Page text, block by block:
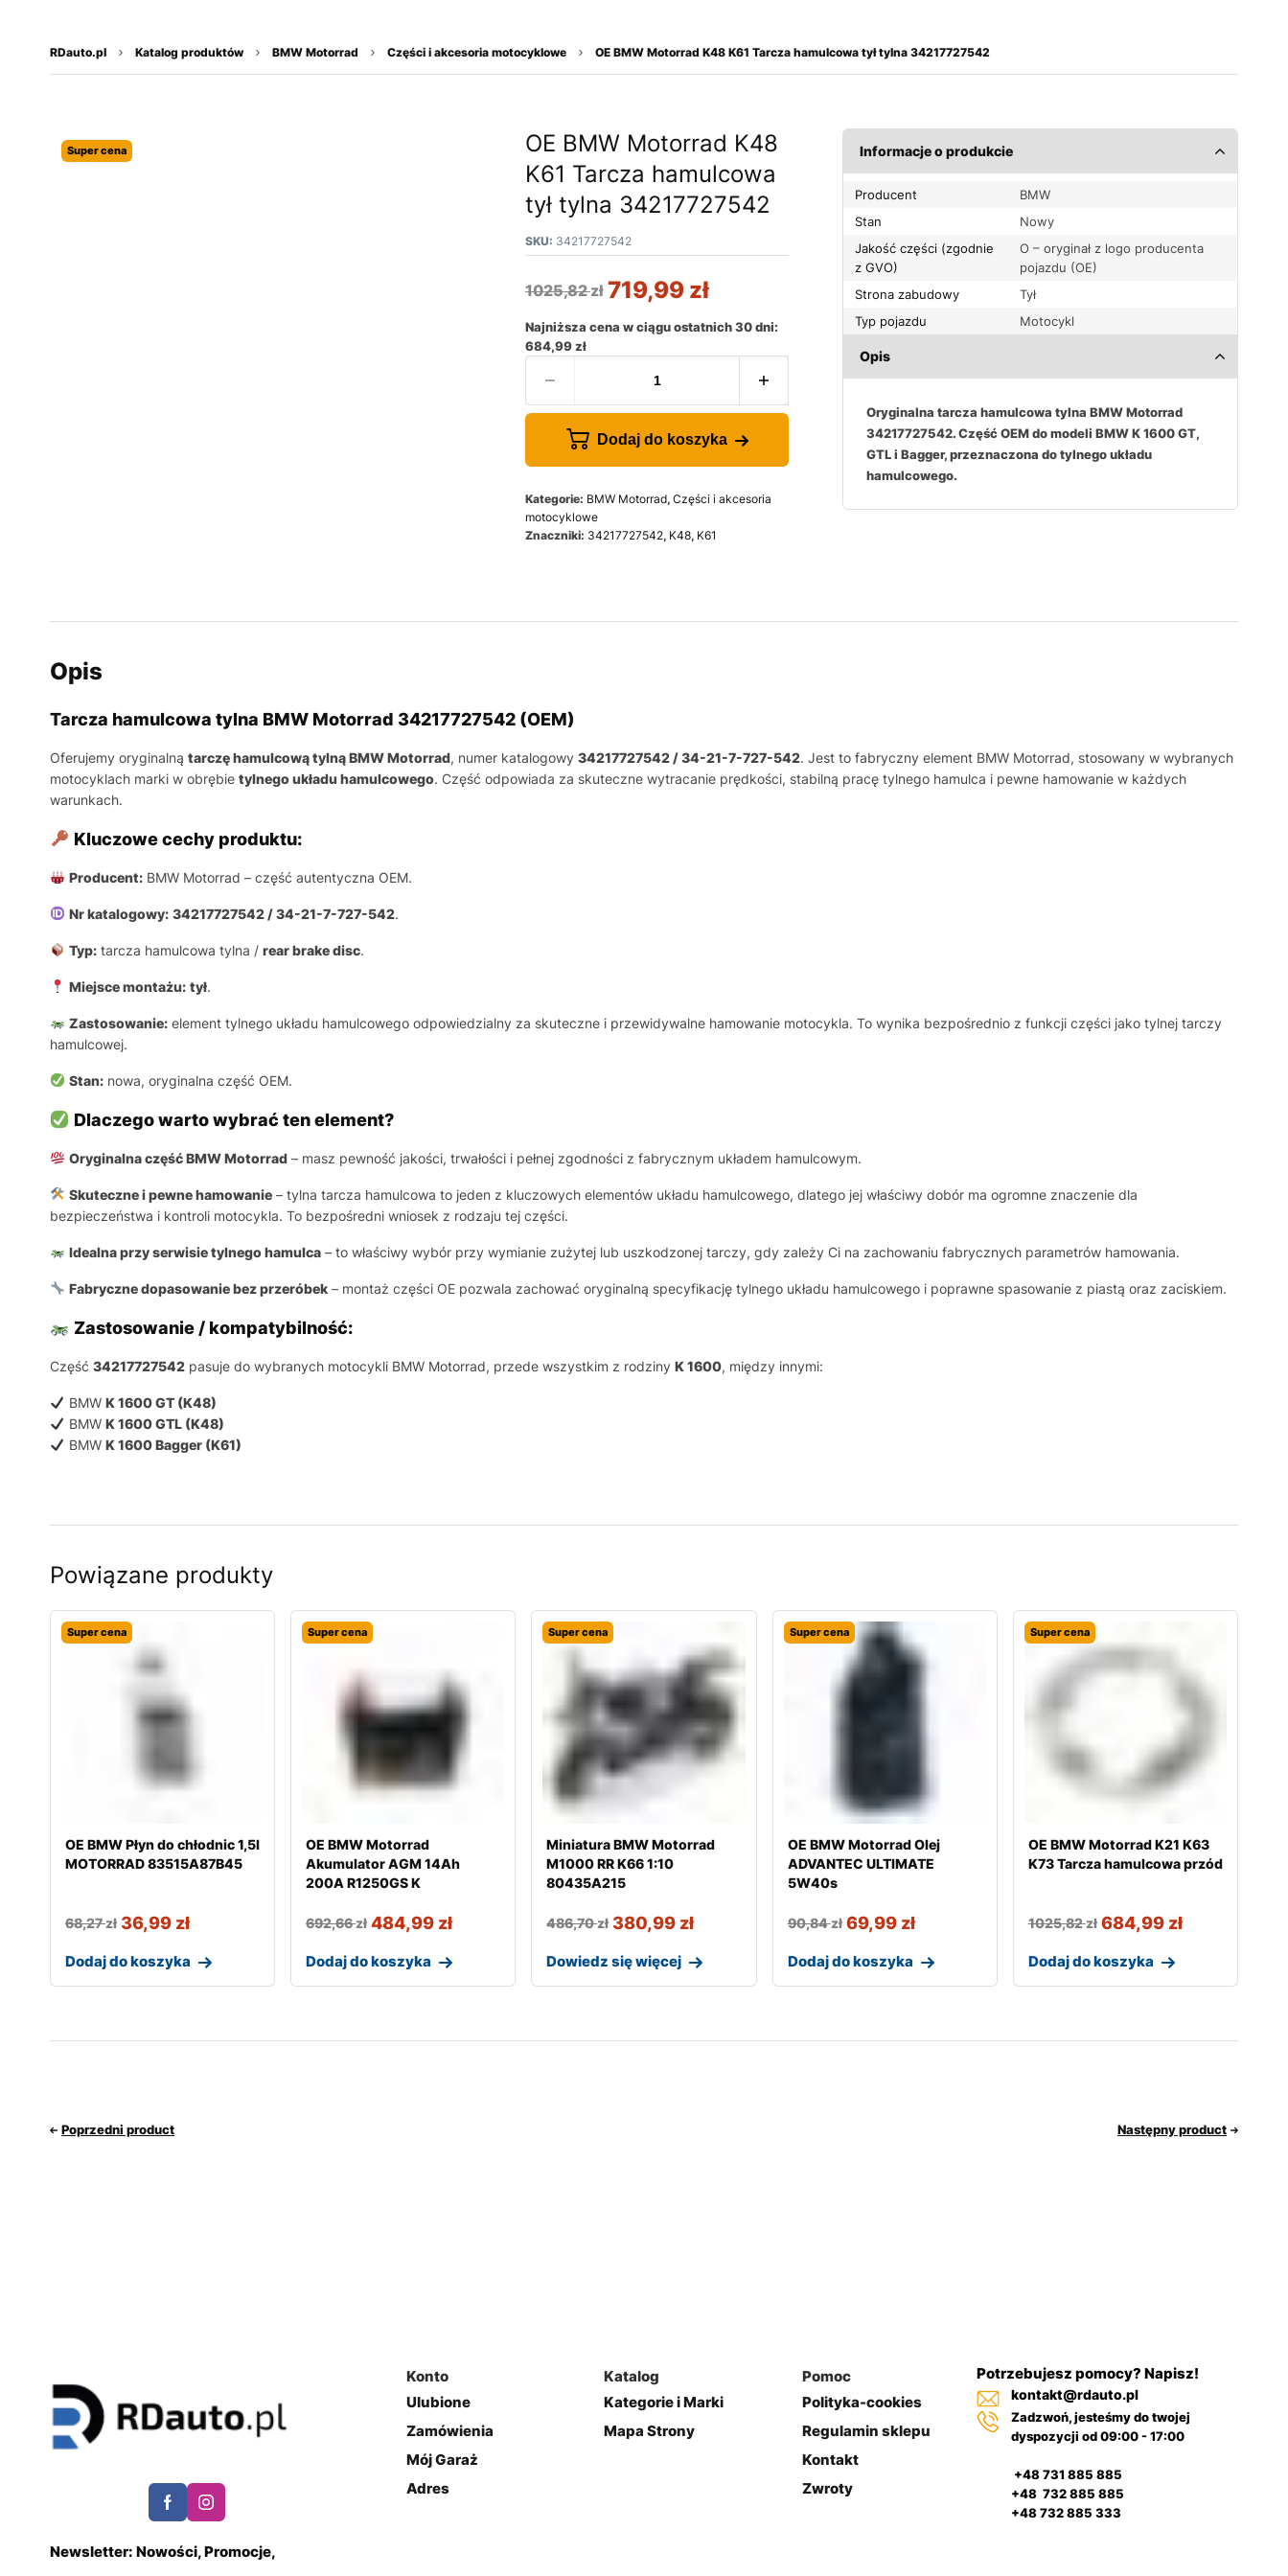
RDauto.pl Katalog produktów BMW Motorrad Części i akcesoria motocyklowe OE BMW Motorrad K48 K61 Tarcza hamulcowa tył tylna 34217727542
Super cena
OE BMW Motorrad K48
K61 Tarcza hamulcowa
tył tylna 34217727542
SKU: 34217727542
1025,82zł 719,99 zł
Najniższa cena w ciągu ostatnich 30 dni:
684,99zł
Dodaj do koszyka
Kategorie: BMW Motorrad, Części i akcesoria
motocyklowe
Znaczniki: 34217727542, K48, K61
Informacje o produkcie
Producent
BMW
Stan
Nowy
Jakość części (zgodnie
z GVO)
O – oryginał z logo producenta
pojazdu (OE)
Strona zabudowy
Tył
Typ pojazdu
Motocykl
Opis
Oryginalna tarcza hamulcowa tylna BMW Motorrad
34217727542. Część OEM do modeli BMW K 1600 GT,
GTL i Bagger, przeznaczona do tylnego układu
hamulcowego.
Opis
Tarcza hamulcowa tylna BMW Motorrad 34217727542 (OEM)
Oferujemy oryginalną tarczę hamulcową tylną BMW Motorrad, numer katalogowy 34217727542 / 34-21-7-727-542. Jest to fabryczny element BMW Motorrad, stosowany w wybranych
motocyklach marki w obrębie tylnego układu hamulcowego. Część odpowiada za skuteczne wytracanie prędkości, stabilną pracę tylnego hamulca i pewne hamowanie w każdych
warunkach.
Kluczowe cechy produktu:
Producent:BMW Motorrad – część autentyczna OEM.
Nr katalogowy: 34217727542 / 34-21-7-727-542.
Typ:tarcza hamulcowa tylna / rear brake disc.
Miejsce montażu: tył.
Zastosowanie:element tylnego układu hamulcowego odpowiedzialny za skuteczne i przewidywalne hamowanie motocykla. To wynika bezpośrednio z funkcji części jako tylnej tarczy
hamulcowej.
Stan:nowa, oryginalna część OEM.
Dlaczego warto wybrać ten element?
Oryginalna część BMW Motorrad– masz pewność jakości, trwałości i pełnej zgodności z fabrycznym układem hamulcowym.
Skuteczne i pewne hamowanie– tylna tarcza hamulcowa to jeden z kluczowych elementów układu hamulcowego, dlatego jej właściwy dobór ma ogromne znaczenie dla
bezpieczeństwa i kontroli motocykla. To bezpośredni wniosek z rodzaju tej części.
Idealna przy serwisie tylnego hamulca– to właściwy wybór przy wymianie zużytej lub uszkodzonej tarczy, gdy zależy Ci na zachowaniu fabrycznych parametrów hamowania.
Fabryczne dopasowanie bez przeróbek– montaż części OE pozwala zachować oryginalną specyfikację tylnego układu hamulcowego i poprawne spasowanie z piastą oraz zaciskiem.
Zastosowanie / kompatybilność:
Część 34217727542 pasuje do wybranych motocykli BMW Motorrad, przede wszystkim z rodziny K 1600, między innymi:
BMW K 1600 GT (K48)
BMW K 1600 GTL (K48)
BMW K 1600 Bagger (K61)
Powiązane produkty
Super cena
OE BMW Płyn do chłodnic 1,5l
MOTORRAD 83515A87B45
68,27zł 36,99 zł
Dodaj do koszyka
Super cena
OE BMW Motorrad
Akumulator AGM 14Ah
200A R1250GS K
692,66zł 484,99 zł
Dodaj do koszyka
Super cena
Miniatura BMW Motorrad
M1000 RR K66 1:10
80435A215
486,70zł 380,99 zł
Dowiedz się więcej
Super cena
OE BMW Motorrad Olej
ADVANTEC ULTIMATE
5W40s
90,84zł 69,99 zł
Dodaj do koszyka
Super cena
OE BMW Motorrad K21 K63
K73 Tarcza hamulcowa przód
1025,82zł 684,99 zł
Dodaj do koszyka
Poprzedni product Następny product
Newsletter: Nowości, Promocje,
Konto
Ulubione
Zamówienia
Mój Garaż
Adres
Katalog
Kategorie i Marki
Mapa Strony
Pomoc
Polityka-cookies
Regulamin sklepu
Kontakt
Zwroty
Potrzebujesz pomocy? Napisz!
kontakt@rdauto.pl
Zadzwoń, jesteśmy do twojej
dyspozycji od 09:00 - 17:00
+48 731 885 885
+48 732 885 885
+48 732 885 333